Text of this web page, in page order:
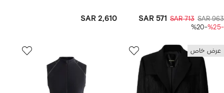
SAR 963
SAR 713
SAR 571
-%25
-%20
SAR 2,610
عرض خاص